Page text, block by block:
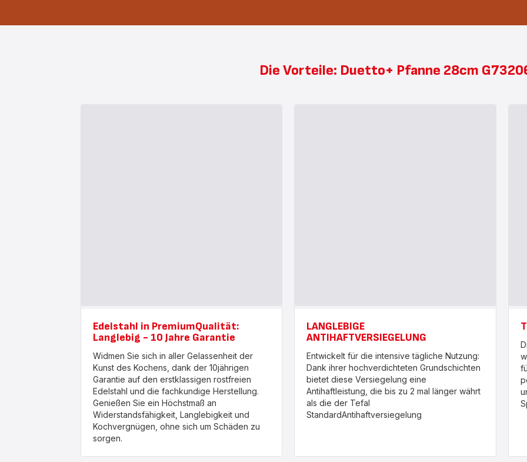
Die Vorteile: Duetto+ Pfanne 28cm
Edelstahl in PremiumQualität:
Langlebig - 10 Jahre Garantie
Widmen Sie sich in aller Gelassenheit der
Kunst des Kochens, dank der 10jährigen
Garantie auf den erstklassigen rostfreien
Edelstahl und die fachkundige Herstellung.
Genießen Sie ein Höchstmaß an
Widerstandsfähigkeit, Langlebigkeit und
Kochvergnügen, ohne sich um Schäden zu
sorgen.
LANGLEBIGE
ANTIHAFTVERSIEGELUNG
Entwickelt für die intensive tägliche Nutzung:
Dank ihrer hochverdichteten Grundschichten
bietet diese Versiegelung eine
Antihaftleistung, die bis zu 2 mal länger währt
als die der Tefal
StandardAntihaftversiegelung